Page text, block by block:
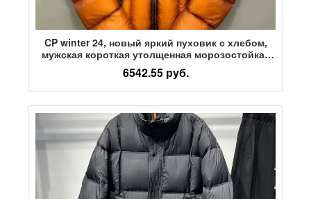
CP winter 24, новый яркий пуховик с хлебом,
мужская короткая утолщенная морозостойкая
легкая куртка с капюшоном на белом утином
пуху, тренд
6542.55 руб.